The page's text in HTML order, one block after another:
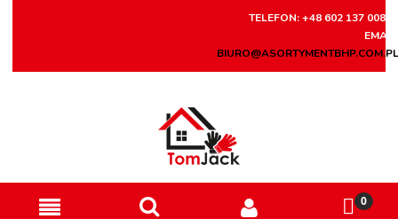
TELEFON: +48 602 137 008
EMAIL:
BIURO@ASORTYMENTBHP.COM.PL